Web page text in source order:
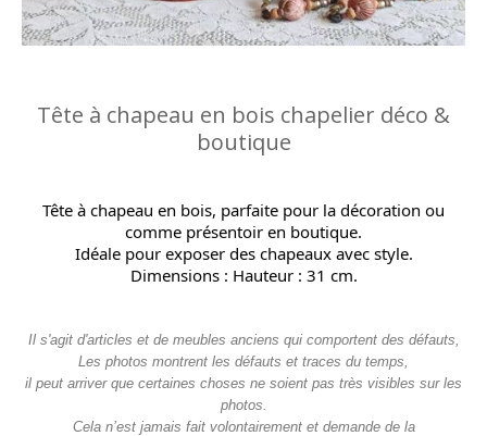
Tête à chapeau en bois chapelier déco &
boutique
Tête à chapeau en bois, parfaite pour la décoration ou
comme présentoir en boutique.
Idéale pour exposer des chapeaux avec style.
Dimensions : Hauteur : 31 cm.
Il s'agit d'articles et de meubles anciens qui comportent des défauts,
Les photos montrent les défauts et traces du temps,
il peut arriver que certaines choses ne soient pas très visibles sur les
photos.
Cela n’est jamais fait volontairement et demande de la